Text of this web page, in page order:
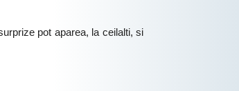
pot aparea, la ceilalti, si